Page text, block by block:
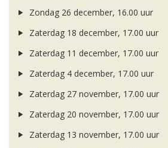
Zondag 26 december, 16.00 uur
Zaterdag 18 december, 17.00 uur
Zaterdag 11 december, 17.00 uur
Zaterdag 4 december, 17.00 uur
Zaterdag 27 november, 17.00 uur
Zaterdag 20 november, 17.00 uur
Zaterdag 13 november, 17.00 uur